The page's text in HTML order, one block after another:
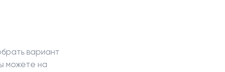
вариант
можете на